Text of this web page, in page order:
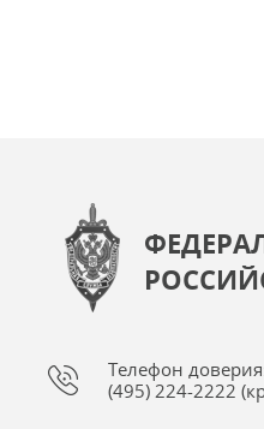
Телефон
(495) 224-2222